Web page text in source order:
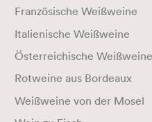
Französische Weißweine
Italienische Weißweine
Österreichische Weißweine
Rotweine aus Bordeaux
Weißweine von der Mosel